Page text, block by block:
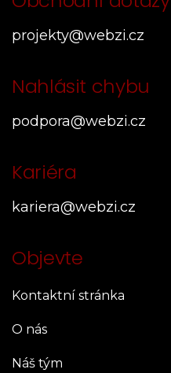
projekty@webzi.cz
Nahlásit chybu
podpora@webzi.cz
Kariéra
kariera@webzi.cz
Objevte
Kontaktní stránka
O nás
Náš tým